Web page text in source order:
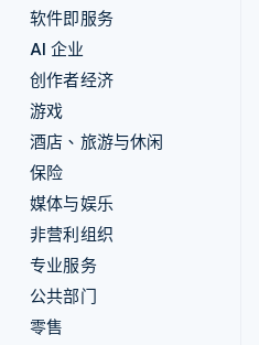
软件即服务
AI 企业
创作者经济
游戏
酒店、旅游与休闲
保险
媒体与娱乐
非营利组织
专业服务
公共部门
零售